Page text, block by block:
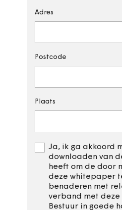
Adres
Postcode
Plaats
Ja, ik ga akkoord
downloaden van
heeft om de door
deze whitepaper
benaderen met
verband met deze
Bestuur in goede